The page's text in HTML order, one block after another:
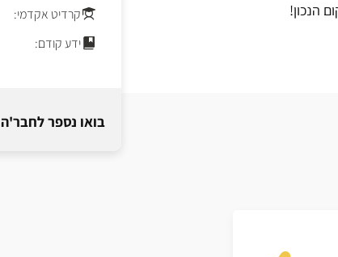
הנכון!
קרדיט אקדמי:
ידע קודם:
בואו נספר לחבר'ה